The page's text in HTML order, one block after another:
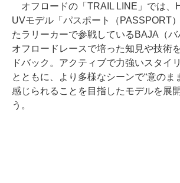
オフロードの「TRAIL LINE」では、
UVモデル「パスポート（PASSPORT
たラリーカーで参戦しているBAJA（
オフロードレースで培った知見や技術
ドバック。アクティブで力強いスタイ
とともに、より多様なシーンで“意のま
感じられることを目指したモデルを展
う。